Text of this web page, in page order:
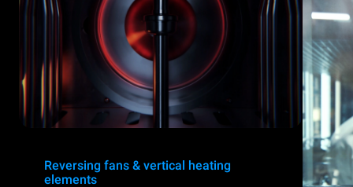
Reversing fans & vertical heating
elements